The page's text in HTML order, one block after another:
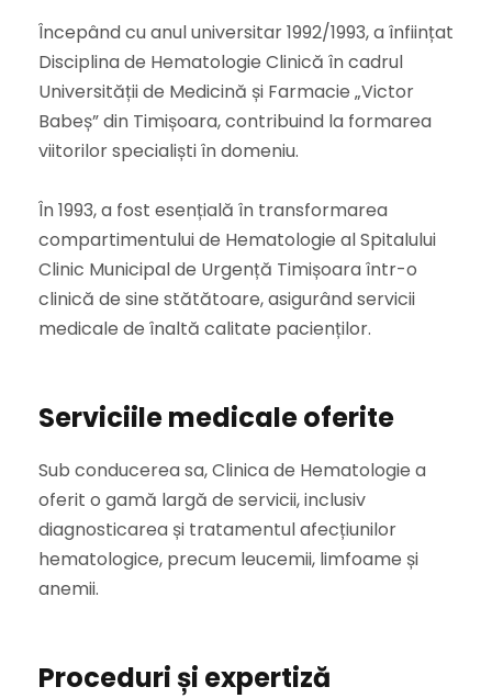
Începând cu anul universitar 1992/1993, a înființat
Disciplina de Hematologie Clinică în cadrul
Universității de Medicină și Farmacie „Victor
Babeș” din Timișoara, contribuind la formarea
viitorilor specialiști în domeniu.
În 1993, a fost esențială în transformarea
compartimentului de Hematologie al Spitalului
Clinic Municipal de Urgență Timișoara într-o
clinică de sine stătătoare, asigurând servicii
medicale de înaltă calitate pacienților.
Serviciile medicale oferite
Sub conducerea sa, Clinica de Hematologie a
oferit o gamă largă de servicii, inclusiv
diagnosticarea și tratamentul afecțiunilor
hematologice, precum leucemii, limfoame și
anemii.
Proceduri și expertiză